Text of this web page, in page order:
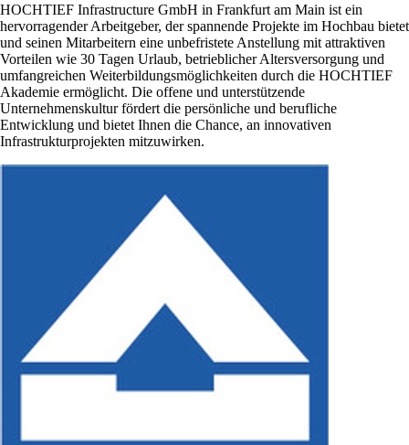
HOCHTIEF Infrastructure GmbH in Frankfurt am Main ist ein
hervorragender Arbeitgeber, der spannende Projekte im Hochbau bietet
und seinen Mitarbeitern eine unbefristete Anstellung mit attraktiven
Vorteilen wie 30 Tagen Urlaub, betrieblicher Altersversorgung und
umfangreichen Weiterbildungsmöglichkeiten durch die HOCHTIEF
Akademie ermöglicht. Die offene und unterstützende
Unternehmenskultur fördert die persönliche und berufliche
Entwicklung und bietet Ihnen die Chance, an innovativen
Infrastrukturprojekten mitzuwirken.